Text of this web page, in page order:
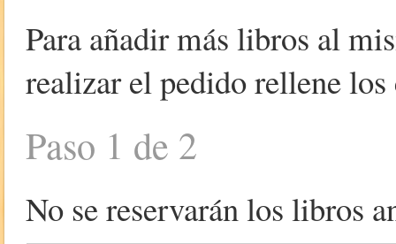
Para añadir más libros al
realizar el pedido rellene
Paso 1 de 2
No se reservarán los libros